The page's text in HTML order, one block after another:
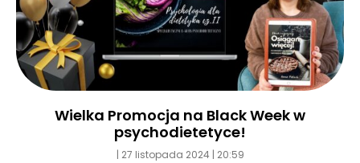
Wielka Promocja na Black Week w
psychodietetyce!
27 listopada 2024 20:59